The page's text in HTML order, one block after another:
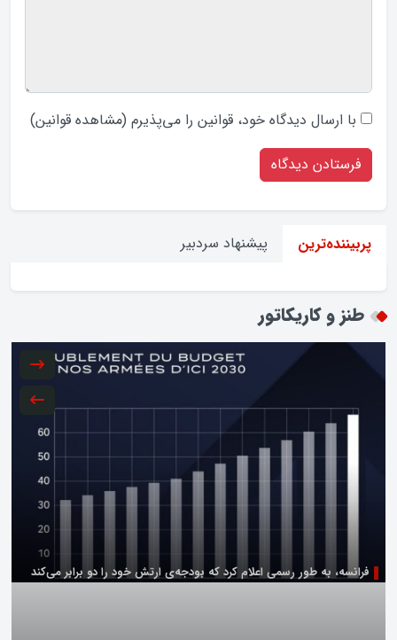
با ارسال دیدگاه‌ خود، قوانین را می‌پذیرم (مشاهده قوانین)
پربیننده‌ترین پیشنهاد سردبیر
طنز و کاریکاتور